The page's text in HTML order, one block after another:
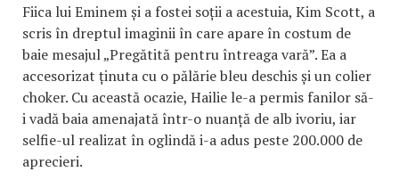
Fiica lui Eminem și a fostei soții a acestuia, Kim Scott, a
scris în dreptul imaginii în care apare în costum de
baie mesajul „Pregătită pentru întreaga vară”. Ea a
accesorizat ținuta cu o pălărie bleu deschis și un colier
choker. Cu această ocazie, Hailie le-a permis fanilor să-
i vadă baia amenajată într-o nuanță de alb ivoriu, iar
selfie-ul realizat în oglindă i-a adus peste 200.000 de
aprecieri.